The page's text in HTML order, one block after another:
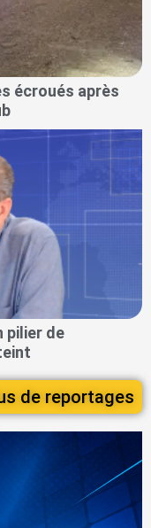
écroués après
pilier de
de reportages